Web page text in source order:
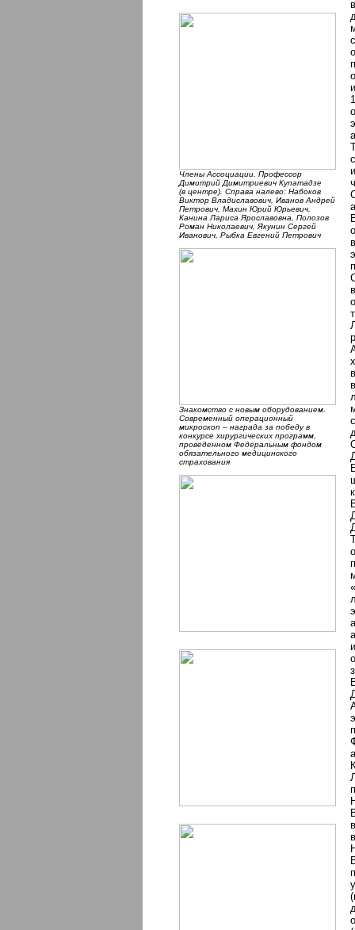
Члены Асcоциации. Профессор
Димитрий Димитриевич Купатадзе
(в центре). Справа налево: Набоков
Виктор Владиславович, Иванов Андрей
Петрович, Махин Юрий Юрьевич,
Канина Лариса Ярославовна, Полозов
Роман Николаевич, Якунин Сергей
Иванович, Рыбка Евгений Петрович
Знакомство с новым оборудованием.
Современный операционный
микроскоп – награда за победу в
конкурсе хирургических программ,
проведенном Федеральным фондом
обязательного медицинского
страхования